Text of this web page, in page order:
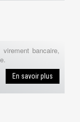
bancaire,
En savoir plus